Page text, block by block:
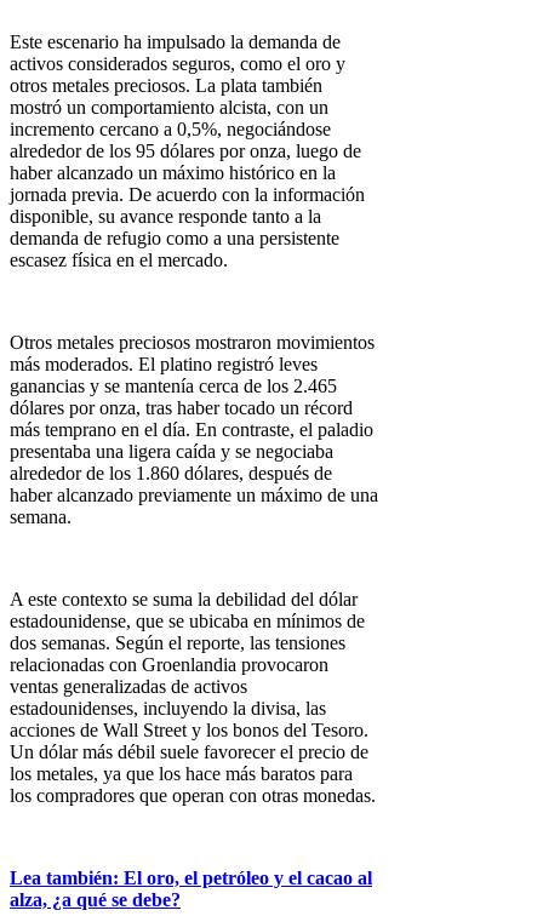
Este escenario ha impulsado la demanda de
activos considerados seguros, como el oro y
otros metales preciosos. La plata también
mostró un comportamiento alcista, con un
incremento cercano a 0,5%, negociándose
alrededor de los 95 dólares por onza, luego de
haber alcanzado un máximo histórico en la
jornada previa. De acuerdo con la información
disponible, su avance responde tanto a la
demanda de refugio como a una persistente
escasez física en el mercado.
Otros metales preciosos mostraron movimientos
más moderados. El platino registró leves
ganancias y se mantenía cerca de los 2.465
dólares por onza, tras haber tocado un récord
más temprano en el día. En contraste, el paladio
presentaba una ligera caída y se negociaba
alrededor de los 1.860 dólares, después de
haber alcanzado previamente un máximo de una
semana.
A este contexto se suma la debilidad del dólar
estadounidense, que se ubicaba en mínimos de
dos semanas. Según el reporte, las tensiones
relacionadas con Groenlandia provocaron
ventas generalizadas de activos
estadounidenses, incluyendo la divisa, las
acciones de Wall Street y los bonos del Tesoro.
Un dólar más débil suele favorecer el precio de
los metales, ya que los hace más baratos para
los compradores que operan con otras monedas.
Lea también: El oro, el petróleo y el cacao al
alza, ¿a qué se debe?